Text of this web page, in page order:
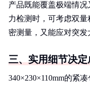
产品既能覆盖极端情
力检测时，可考虑双
密测量，又能应对突发
三、实用细节决定
340×230×110mm的紧